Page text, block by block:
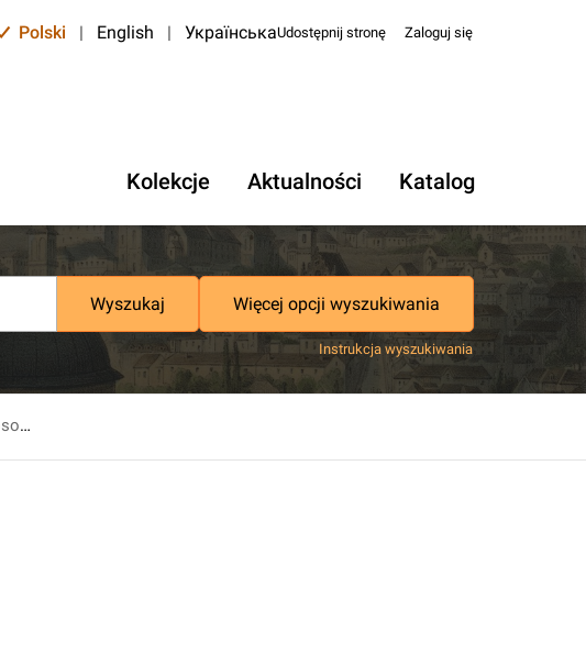
Polski | English | УкраїнськаUdostępnij stronę Zaloguj się
Kolekcje Aktualności Katalog
Wyszukaj Więcej opcji wyszukiwania
Instrukcja wyszukiwania
Disputatio Jvridica De Remissione Facinorosorvm Eorvmqve Transportatione Per Territorivm Alienvm [..] sub praesidio Dn. Andrea Mylii [...] submittit Avctor Christian Siegfried Fritsch